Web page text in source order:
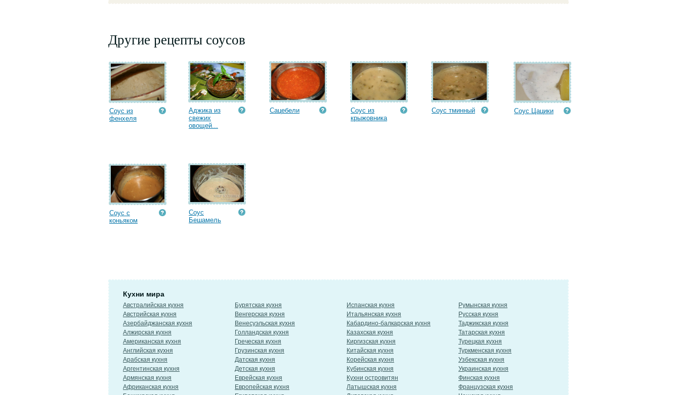
Другие рецепты соусов
Соус из
фенхеля
Аджика из
свежих
овощей...
Сацебели
Соус из
крыжовника
Соус тминный Соус Цацики
Соус с
коньяком
Соус
Бешамель
Кухни мира
Австралийская кухня
Австрийская кухня
Азербайджанская кухня
Алжирская кухня
Американская кухня
Английская кухня
Арабская кухня
Аргентинская кухня
Армянская кухня
Африканская кухня
Бурятская кухня
Венгерская кухня
Венесуэльская кухня
Голландская кухня
Греческая кухня
Грузинская кухня
Датская кухня
Детская кухня
Еврейская кухня
Европейская кухня
Испанская кухня
Итальянская кухня
Кабардино-балкарская кухня
Казахская кухня
Киргизская кухня
Китайская кухня
Корейская кухня
Кубинская кухня
Кухни островитян
Латышская кухня
Румынская кухня
Русская кухня
Таджикская кухня
Татарская кухня
Турецкая кухня
Туркменская кухня
Узбекская кухня
Украинская кухня
Финская кухня
Французская кухня